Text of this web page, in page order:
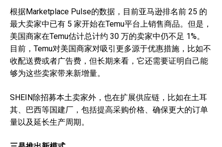
根据Marketplace Pulse的数据，目前亚马逊排名前 25 的
最大卖家中已有 5 家开始在Temu平台上销售商品。但是，
美国商家在Temu估计总计约 30 万的卖家中仍不足 1%。
目前，Temu对美国商家对吸引更多源于优惠措施，比如不
收配送费或者广告费，但长期来看，它还需要证明自己能
够为这些卖家带来新增量。
SHEIN除招募本土卖家外，也在扩展供应链，比如在土耳
其、巴西等国建厂，包括提高采购价格、确保更大的订单
量以及延长生产周期。